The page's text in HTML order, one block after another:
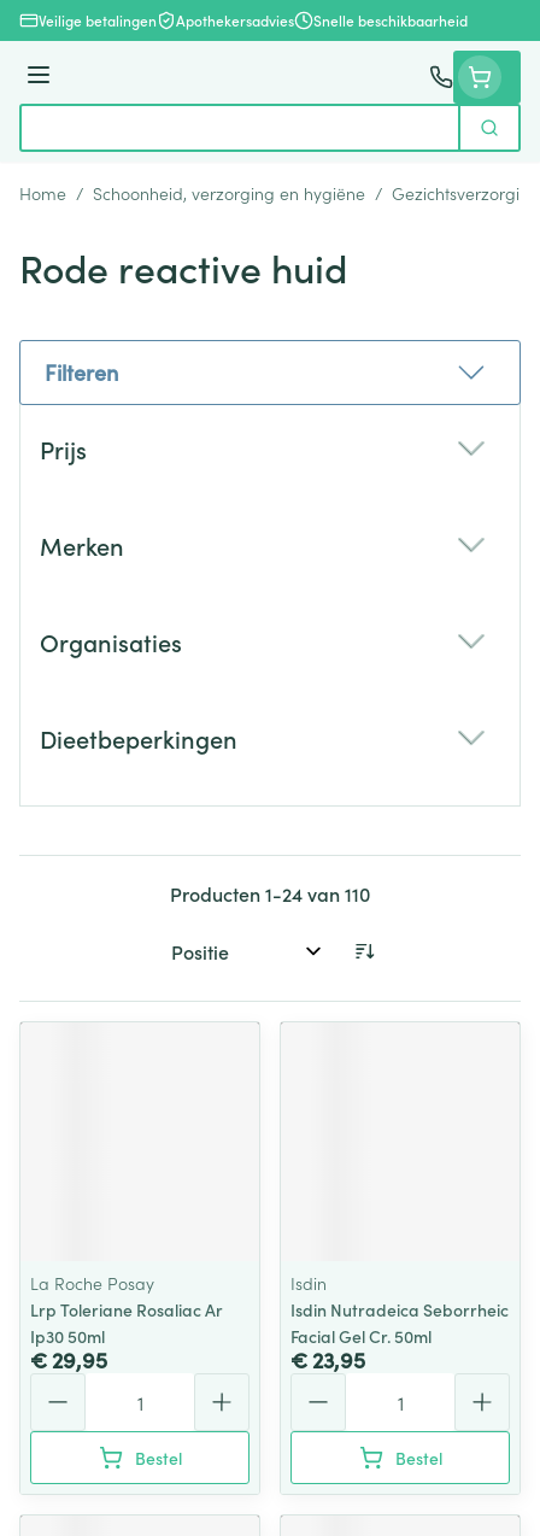
Ga naar de inhoud
Veilige betalingen Apothekersadvies Snelle beschikbaarheid
Menu
Zoek
Home / Schoonheid, verzorging en hygiëne / Gezichtsverzorging
Rode reactive huid
Filteren
Prijs
Merken
Organisaties
Dieetbeperkingen
Producten1-24van110
Sorteer op:
La Roche Posay
Lrp Toleriane Rosaliac Ar
Ip30 50ml
€ 29,95
Bestel
Isdin
Isdin Nutradeica Seborrheic
Facial Gel Cr. 50ml
€ 23,95
Bestel